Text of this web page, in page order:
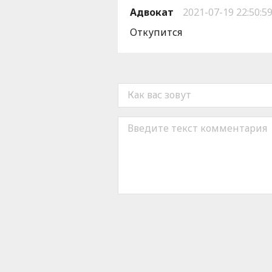
Адвокат
2021-07-19 22:50:59
Откупится